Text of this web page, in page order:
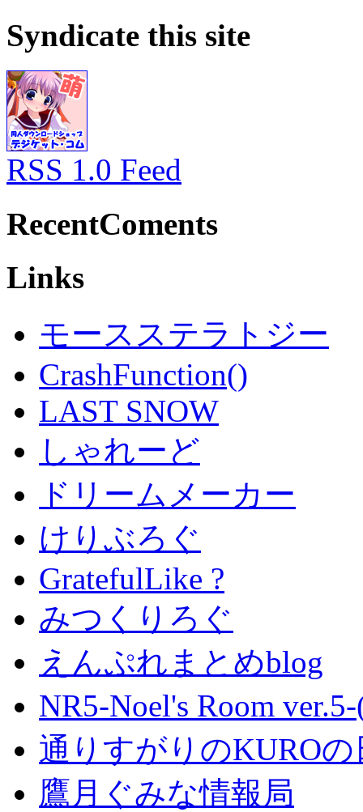
Syndicate this site
RSS 1.0 Feed
RecentComents
Links
モースステラトジー
CrashFunction()
LAST SNOW
しゃれーど
ドリームメーカー
けりぶろぐ
GratefulLike ?
みつくりろぐ
えんぷれまとめblog
NR5-Noel's Room
通りすがりのKURO
鷹月ぐみな情報局